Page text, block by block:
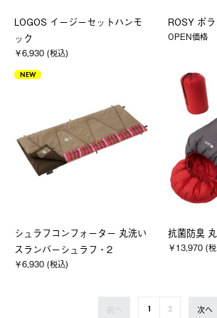
LOGOS イージーセットハンモ
ック
￥6,930 (税込)
ROSY ポ
OPEN価格
NEW
シュラフコンフォーター 丸洗い
スランバーシュラフ・2
￥6,930 (税込)
抗菌防臭
￥13,970 (
前へ 1 2 次へ